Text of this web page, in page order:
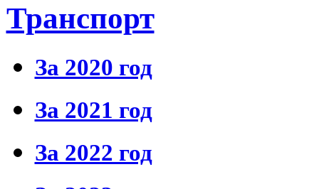
Транспорт
За 2020 год
За 2021 год
За 2022 год